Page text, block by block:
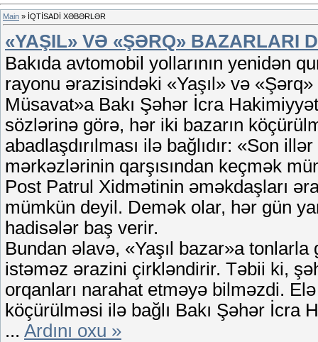
Main » İQTİSADİ XƏBƏRLƏR
«YAŞIL» VƏ «ŞƏRQ» BAZARLARI
Bakıda avtomobil yollarının yenidən
rayonu ərazisindəki «Yaşıl» və
Müsavat»a Bakı Şəhər İcra
sözlərinə görə, hər iki bazarın
abadlaşdırılması ilə bağlıdır: «Son
mərkəzlərinin qarşısından keçmək
Post Patrul Xidmətinin əməkdaşları
mümkün deyil. Demək olar, hər gün
hadisələr baş verir.
Bundan əlavə, «Yaşıl bazar»a
istəməz ərazini çirkləndirir. Təbii ki,
orqanları narahat etməyə bilməzdi.
köçürülməsi ilə bağlı Bakı Şəhər İcra
... Ardını oxu »